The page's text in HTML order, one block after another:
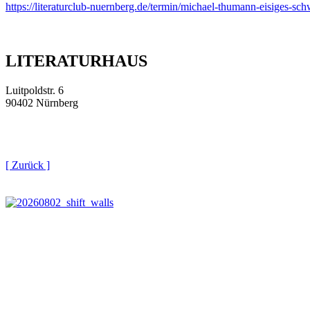
https://literaturclub-nuernberg.de/termin/michael-thumann-eisiges-
LITERATURHAUS
Luitpoldstr. 6
90402 Nürnberg
[ Zurück ]